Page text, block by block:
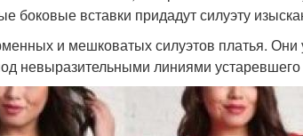
боковые вставки придадут силуэту
и мешковатых силуэтов платья.
невыразительными линиями устаревшего